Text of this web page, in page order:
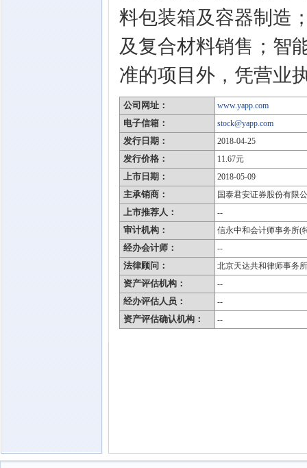
料包装箱及容器制造
及复合材料销售；智
准的项目外，凭营业
公司网址： www.yapp.com
电子信箱： stock@yapp.com
发行日期： 2018-04-25
发行价格： 11.67元
上市日期： 2018-05-09
主承销商： 国泰君安证券股份有限
上市推荐人： --
审计机构： 信永中和会计师事务所(
经办会计师： --
法律顾问： 北京天达共和律师事务所
资产评估机构： --
经办评估人员： --
资产评估确认机构： --